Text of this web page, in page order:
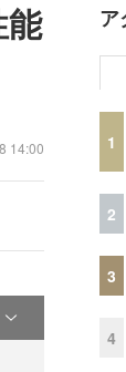
14:00
ア
1
2
3
4